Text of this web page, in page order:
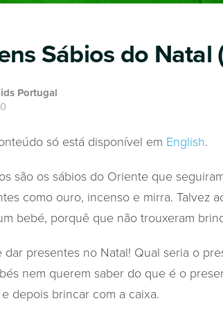
Sábios do Natal
Portugal
só está disponível em English.
são os sábios do Oriente que
como ouro, incenso e mirra. Talvez
bebé, porquê que não trouxeram
dar presentes no Natal! Qual seria o
nem querem saber do que é o
depois brincar com a caixa.